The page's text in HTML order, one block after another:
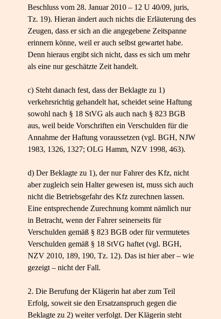
Beschluss vom 28. Januar 2010 – 12 U 40/09, juris,
Tz. 19). Hieran ändert auch nichts die Erläuterung des
Zeugen, dass er sich an die angegebene Zeitspanne
erinnern könne, weil er auch selbst gewartet habe.
Denn hieraus ergibt sich nicht, dass es sich um mehr
als eine nur geschätzte Zeit handelt.
c) Steht danach fest, dass der Beklagte zu 1)
verkehrsrichtig gehandelt hat, scheidet seine Haftung
sowohl nach § 18 StVG als auch nach § 823 BGB
aus, weil beide Vorschriften ein Verschulden für die
Annahme der Haftung voraussetzen (vgl. BGH, NJW
1983, 1326, 1327; OLG Hamm, NZV 1998, 463).
d) Der Beklagte zu 1), der nur Fahrer des Kfz, nicht
aber zugleich sein Halter gewesen ist, muss sich auch
nicht die Betriebsgefahr des Kfz zurechnen lassen.
Eine entsprechende Zurechnung kommt nämlich nur
in Betracht, wenn der Fahrer seinerseits für
Verschulden gemäß § 823 BGB oder für vermutetes
Verschulden gemäß § 18 StVG haftet (vgl. BGH,
NZV 2010, 189, 190, Tz. 12). Das ist hier aber – wie
gezeigt – nicht der Fall.
2. Die Berufung der Klägerin hat aber zum Teil
Erfolg, soweit sie den Ersatzanspruch gegen die
Beklagte zu 2) weiter verfolgt. Der Klägerin steht